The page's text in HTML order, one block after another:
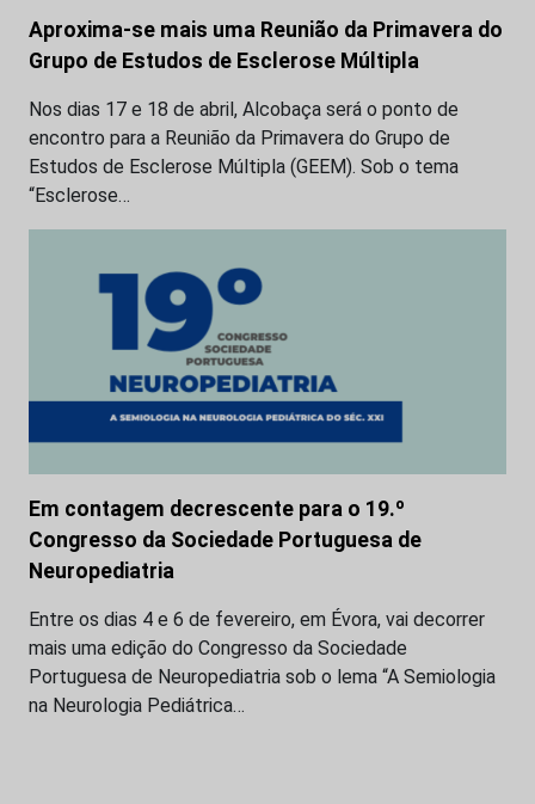
Aproxima-se mais uma Reunião da Primavera do
Grupo de Estudos de Esclerose Múltipla
Nos dias 17 e 18 de abril, Alcobaça será o ponto de
encontro para a Reunião da Primavera do Grupo de
Estudos de Esclerose Múltipla (GEEM). Sob o tema
“Esclerose…
Em contagem decrescente para o 19.º
Congresso da Sociedade Portuguesa de
Neuropediatria
Entre os dias 4 e 6 de fevereiro, em Évora, vai decorrer
mais uma edição do Congresso da Sociedade
Portuguesa de Neuropediatria sob o lema “A Semiologia
na Neurologia Pediátrica…